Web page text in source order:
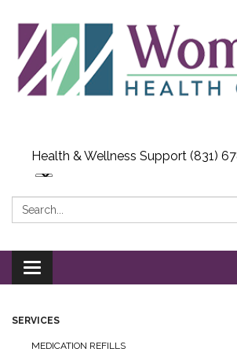
Health & Wellness Support (831)
Search:
Toggle
navigation
SERVICES
MEDICATION REFILLS